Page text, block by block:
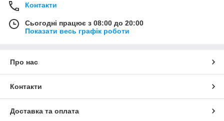
Контакти
Сьогодні працює з 08:00 до 20:00
Показати весь графік роботи
Про нас
Контакти
Доставка та оплата